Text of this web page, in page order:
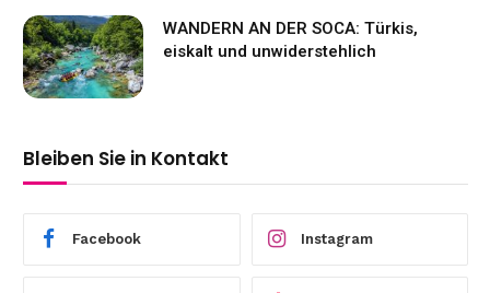
WANDERN AN DER SOCA: Türkis,
eiskalt und unwiderstehlich
Bleiben Sie in Kontakt
Facebook Instagram